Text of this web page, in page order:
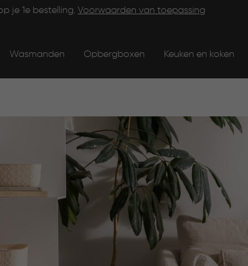
je 1e bestelling. Voorwaarden van toepassing
Wasmanden Opbergboxen Keuken en koken